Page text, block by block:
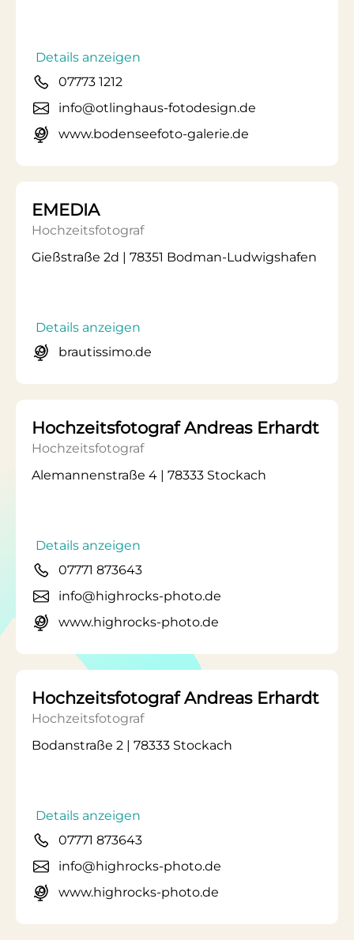
Details anzeigen
07773 1212
info@otlinghaus-fotodesign.de
www.bodenseefoto-galerie.de
EMEDIA
Hochzeitsfotograf
Gießstraße 2d | 78351 Bodman-Ludwigshafen
Details anzeigen
brautissimo.de
Hochzeitsfotograf Andreas Erhardt
Hochzeitsfotograf
Alemannenstraße 4 | 78333 Stockach
Details anzeigen
07771 873643
info@highrocks-photo.de
www.highrocks-photo.de
Hochzeitsfotograf Andreas Erhardt
Hochzeitsfotograf
Bodanstraße 2 | 78333 Stockach
Details anzeigen
07771 873643
info@highrocks-photo.de
www.highrocks-photo.de